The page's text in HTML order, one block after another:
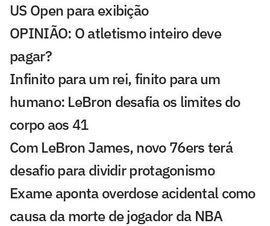
US Open para exibição
OPINIÃO: O atletismo inteiro deve
pagar?
Infinito para um rei, finito para um
humano: LeBron desafia os limites do
corpo aos 41
Com LeBron James, novo 76ers terá
desafio para dividir protagonismo
Exame aponta overdose acidental como
causa da morte de jogador da NBA